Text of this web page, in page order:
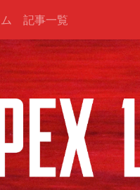
記事一覧